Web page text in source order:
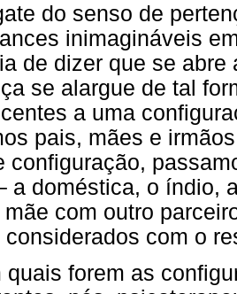
do senso de
inimagináveis
de dizer que se
se alargue de tal
a uma
pais, mães e
configuração,
a doméstica, o índio,
mãe com outro
considerados com o
quais forem as